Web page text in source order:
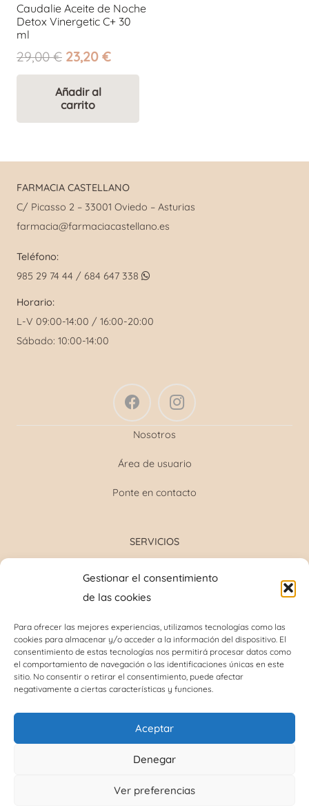
Gestionar el consentimiento
de las cookies
Para ofrecer las mejores experiencias, utilizamos tecnologías como las
cookies para almacenar y/o acceder a la información del dispositivo. El
consentimiento de estas tecnologías nos permitirá procesar datos como
el comportamiento de navegación o las identificaciones únicas en este
sitio. No consentir o retirar el consentimiento, puede afectar
negativamente a ciertas características y funciones.
Aceptar
Denegar
Ver preferencias
Caudalie Aceite de Noche
Detox Vinergetic C+ 30
ml
29,00€ El
precio
original
era:
29,00 €.
23,20 €El
precio
23,20 €.
Añadir al
carrito
FARMACIA CASTELLANO
C/ Picasso 2 – 33001 Oviedo – Asturias
farmacia@farmaciacastellano.es
Teléfono:
985 29 74 44 / 684 647 338
Horario:
L-V 09:00-14:00 / 16:00-20:00
Sábado: 10:00-14:00
Nosotros
Área de usuario
Ponte en contacto
SERVICIOS
Determinación glucosa y colesterol total
Perforación del lóbulo de la oreja
Análisis capilar
INFORMACIÓN DE INTERÉS
Términos y condiciones
Política de protección de datos